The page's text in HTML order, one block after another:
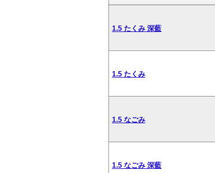
1.5 たくみ 深藍
1.5 たくみ
1.5 なごみ
1.5 なごみ 深藍